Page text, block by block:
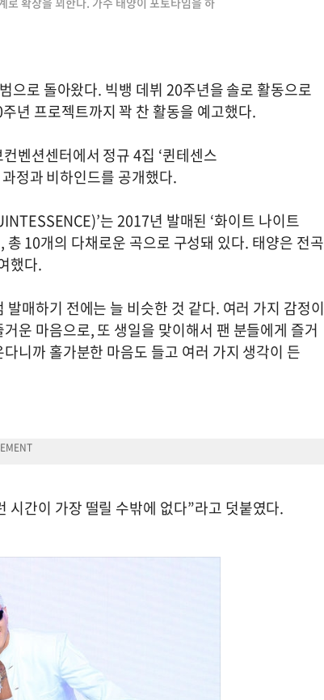
으로 돌아왔다. 빅뱅 데뷔 20주년을 솔로 활동으로
년 프로젝트까지 꽉 찬 활동을 예고했다.
벤션센터에서 정규 4집 ‘퀸테센스
정과 비하인드를 공개했다.
는 2017년 발매된 ‘화이트 나이트
10개의 다채로운 곡으로 구성돼 있다. 태양은 전곡
했다.
매하기 전에는 늘 비슷한 것 같다. 여러 가지 감정이
운 마음으로, 또 생일을 맞이해서 팬 분들에게 즐거
니까 홀가분한 마음도 들고 여러 가지 생각이 든
시간이 가장 떨릴 수밖에 없다”라고 덧붙였다.